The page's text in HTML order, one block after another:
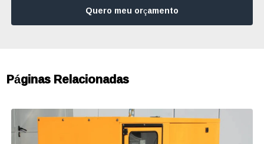
Quero meu orçamento
Páginas Relacionadas